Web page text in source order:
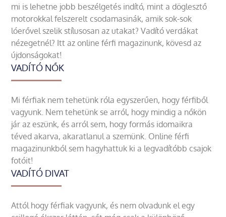
mi is lehetne jobb beszélgetés indító, mint a döglesztő
motorokkal felszerelt csodamasinák, amik sok-sok
lóerővel szelik stílusosan az utakat? Vadító verdákat
nézegetnél? Itt az online férfi magazinunk, kövesd az
újdonságokat!
VADÍTÓ NŐK
Mi férfiak nem tehetünk róla egyszerűen, hogy férfiből
vagyunk. Nem tehetünk se arról, hogy mindig a nőkön
jár az eszünk, és arról sem, hogy formás idomaikra
téved akarva, akaratlanul a szemünk. Online férfi
magazinunkból sem hagyhattuk ki a legvadítóbb csajok
fotóit!
VADÍTÓ DIVAT
Attól hogy férfiak vagyunk, és nem olvadunk el egy